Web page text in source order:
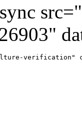
verification"